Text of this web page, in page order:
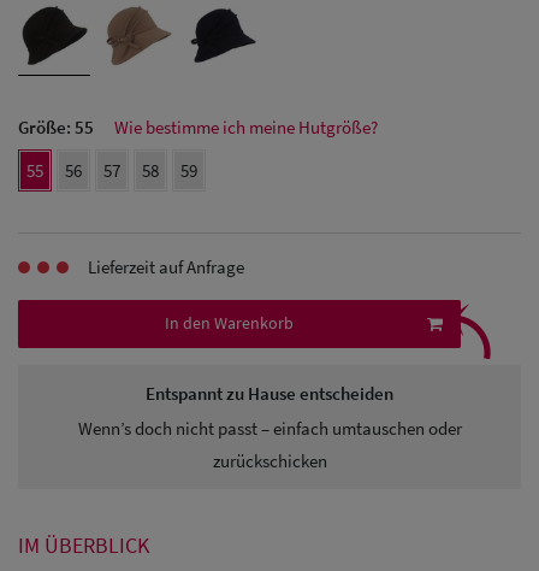
Herren Caps
Herren
Baseball Cpas
Schutz Caps
Größe: 55
Wie bestimme ich meine Hutgröße?
55
56 57 58 59
Lieferzeit auf Anfrage
In den Warenkorb
Entspannt zu Hause entscheiden
Wenn’s doch nicht passt – einfach umtauschen oder
zurückschicken
⤹
IM ÜBERBLICK